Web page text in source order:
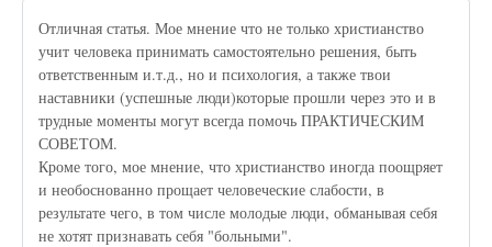
Отличная статья. Мое мнение что не только христианство
учит человека принимать самостоятельно решения, быть
ответственным и.т.д., но и психология, а также твои
наставники (успешные люди)которые прошли через это и в
трудные моменты могут всегда помочь ПРАКТИЧЕСКИМ
СОВЕТОМ.
Кроме того, мое мнение, что христианство иногда поощряет
и необоснованно прощает человеческие слабости, в
результате чего, в том числе молодые люди, обманывая себя
не хотят признавать себя "больными".